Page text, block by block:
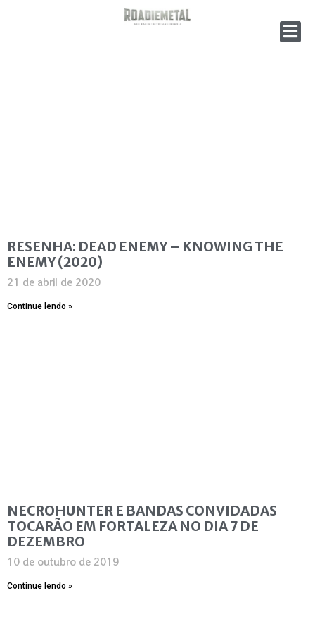
RESENHA: DEAD ENEMY – KNOWING THE
ENEMY (2020)
21 de abril de 2020
Continue lendo »
NECROHUNTER E BANDAS CONVIDADAS
TOCARÃO EM FORTALEZA NO DIA 7 DE
DEZEMBRO
10 de outubro de 2019
Continue lendo »